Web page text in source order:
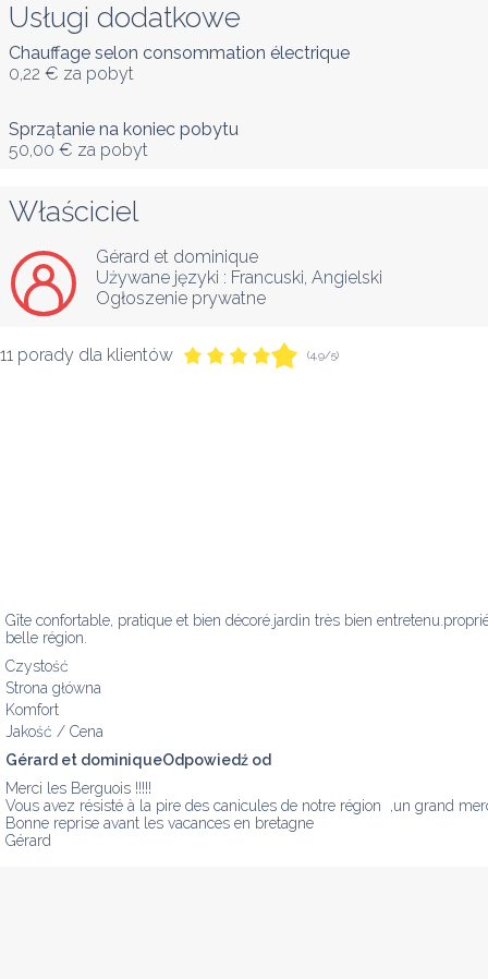
Usługi dodatkowe
Chauffage selon consommation électrique
0,22 € za pobyt
Sprzątanie na koniec pobytu
50,00 € za pobyt
Właściciel
Gérard et dominique
Używane języki : Francuski, Angielski
Ogłoszenie prywatne
11 porady dla klientów (4,9/5)
Gîte confortable, pratique et bien décoré.jardin très bien
belle région.
Czystość
Strona główna
Komfort
Jakość / Cena
Gérard et dominiqueOdpowiedź od
Merci les Berguois !!!!!
Vous avez résisté à la pire des canicules de notre région  ,un grand
Bonne reprise avant les vacances en bretagne
Gérard